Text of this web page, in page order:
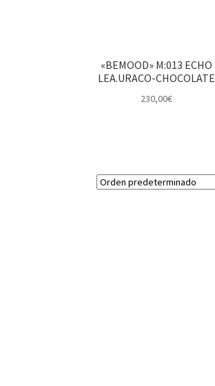
«BEMOOD» M:013 ECHO
LEA.URACO-CHOCOLATE
230,00€